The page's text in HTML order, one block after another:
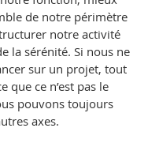
de notre périmètre
notre activité
la sérénité. Si nous ne
sur un projet, tout
que ce n’est pas le
pouvons toujours
axes.